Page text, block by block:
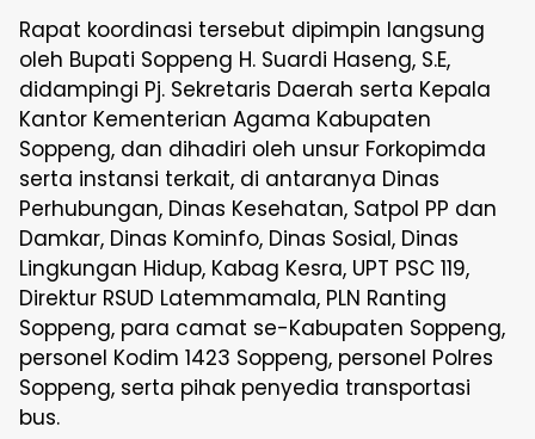
Rapat koordinasi tersebut dipimpin langsung
oleh Bupati Soppeng H. Suardi Haseng, S.E,
didampingi Pj. Sekretaris Daerah serta Kepala
Kantor Kementerian Agama Kabupaten
Soppeng, dan dihadiri oleh unsur Forkopimda
serta instansi terkait, di antaranya Dinas
Perhubungan, Dinas Kesehatan, Satpol PP dan
Damkar, Dinas Kominfo, Dinas Sosial, Dinas
Lingkungan Hidup, Kabag Kesra, UPT PSC 119,
Direktur RSUD Latemmamala, PLN Ranting
Soppeng, para camat se-Kabupaten Soppeng,
personel Kodim 1423 Soppeng, personel Polres
Soppeng, serta pihak penyedia transportasi
bus.